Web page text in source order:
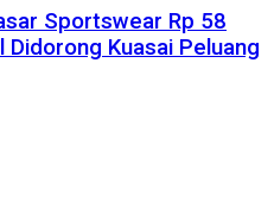
Sportswear Rp 58
Didorong Kuasai Peluang